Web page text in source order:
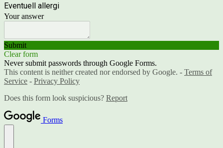
Eventuell allergi
Your answer
Submit
Clear form
Never submit passwords through Google Forms.
This content is neither created nor endorsed by Google. - Terms of
Service - Privacy Policy
Does this form look suspicious? Report
Forms